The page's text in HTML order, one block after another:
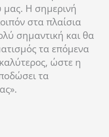
μας. Η σημερινή
στα πλαίσια
σημαντική και θα
τα επόμενα
ώστε η
τα